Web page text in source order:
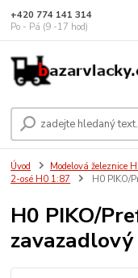
+420 774 141 314
Po - Pá (9 -17 hod)
Úvod Modelová železnice
2-osé H0 1:87
H0 PIKO/
H0 PIKO/